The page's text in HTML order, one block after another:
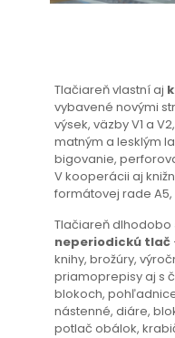
Tlačiareň vlastní aj
vybavené novými
výsek, väzby V1 a
matným a lesklým
bigovanie,
V kooperácii aj
formátovej rade A5,
Tlačiareň dlhodobo
neperiodickú tlač
knihy, brožúry,
priamoprepisy aj s
blokoch,
nástenné, diáre,
potlač obálok,